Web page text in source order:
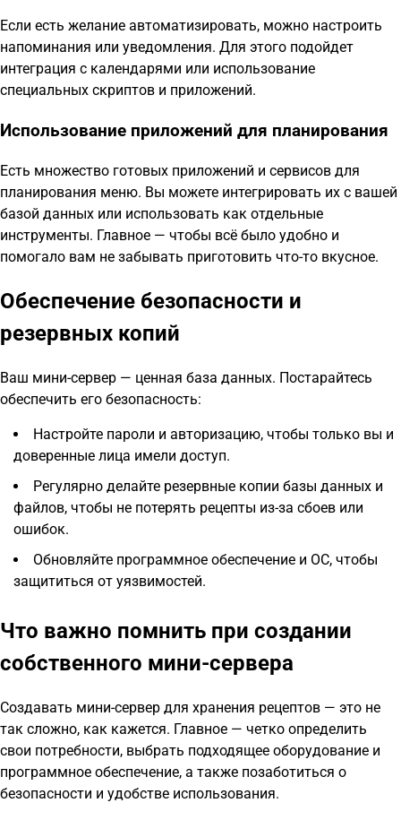
Если есть желание автоматизировать, можно настроить
напоминания или уведомления. Для этого подойдет
интеграция с календарями или использование
специальных скриптов и приложений.
Использование приложений для планирования
Есть множество готовых приложений и сервисов для
планирования меню. Вы можете интегрировать их с вашей
базой данных или использовать как отдельные
инструменты. Главное — чтобы всё было удобно и
помогало вам не забывать приготовить что-то вкусное.
Обеспечение безопасности и
резервных копий
Ваш мини-сервер — ценная база данных. Постарайтесь
обеспечить его безопасность:
Настройте пароли и авторизацию, чтобы только вы и
доверенные лица имели доступ.
Регулярно делайте резервные копии базы данных и
файлов, чтобы не потерять рецепты из-за сбоев или
ошибок.
Обновляйте программное обеспечение и ОС, чтобы
защититься от уязвимостей.
Что важно помнить при создании
собственного мини-сервера
Создавать мини-сервер для хранения рецептов — это не
так сложно, как кажется. Главное — четко определить
свои потребности, выбрать подходящее оборудование и
программное обеспечение, а также позаботиться о
безопасности и удобстве использования.